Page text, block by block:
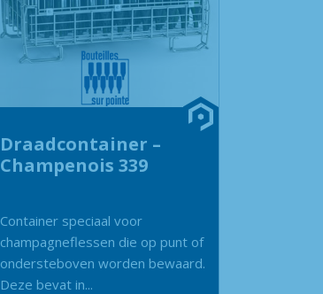
Draadcontainer –
Champenois 339
Container speciaal voor
champagneflessen die op punt of
ondersteboven worden bewaard.
Deze bevat in...